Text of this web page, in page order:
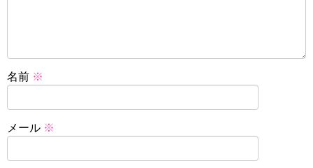
名前 ※
メール ※